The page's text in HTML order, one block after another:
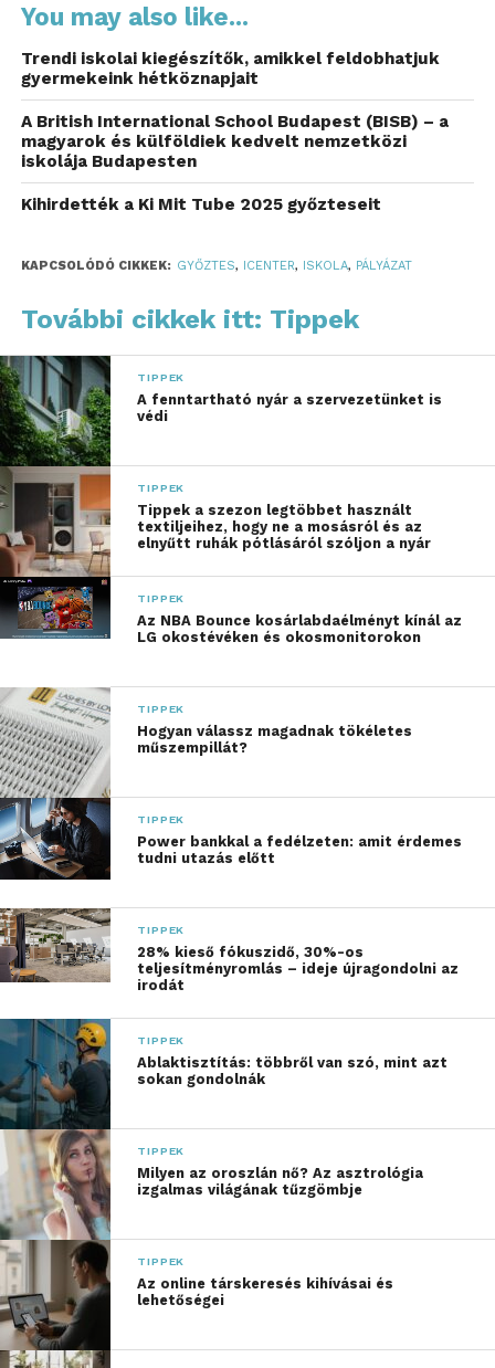
iCentre kínálatából.
A balassagyarmati Mosoly Egységes
Gyógypedagógiai Intézmény diákjai már a
héten használhatják az eszközöket a nyári
táborban, ezzel is elősegítve a hátrányos
helyzetűek digitális felzárkózását.
Mosoly Intézmény nyári High-Tech táborában az
Operations vezetője, Virág Balázs IT assistant és
Mosoly Egységes Gyógypedagógiai Módszertani
Intézmény Alapítványa, a Rejtett Értékek Alapítvány
vette át, amelynek képviseletében Bodnárné Tóth
Katalin elnök és Siketné Zsiga Judit
intézményvezető volt jelen. A gyerekek már a nyári
táborban kipróbálhatják az új eszközöket, de az
érdemi szakmai munka szeptemberben indul el az
új tanévvel együtt.
Az iCentre felhívására az iSkola pályázat keretében
– amely célja, hogy korszerű Apple eszközökkel
pályamunka érkezett, amelyeket szakmai
szempontok alapján értékeltek. Figyelembe vették
többek között az intézmény egyediségét és oktatási
profilját, a fejlesztések fenntarthatóságát és a
társadalmi hátrányok enyhítését célzó törekvéseket
is.
„Az iSkola pályázat célja,
hogy valódi esélyt
nyújtsunk azoknak az
intézményeknek,
amelyek elhivatottan
dolgoznak a jövő
generációinak
esélyteremtésén. Hiszünk
abban, hogy a modern
technológia nem
kiváltság, hanem
alapvető feltétel a
befogadó, inspiráló
You may also like...
Trendi iskolai kiegészítők, amikkel feldobhatjuk
gyermekeink hétköznapjait
A British International School Budapest (BISB) – a
magyarok és külföldiek kedvelt nemzetközi
iskolája Budapesten
Kihirdették a Ki Mit Tube 2025 győzteseit
KAPCSOLÓDÓ CIKKEK: GYŐZTES, ICENTER, ISKOLA, PÁLYÁZAT
További cikkek itt: Tippek
TIPPEK
A fenntartható nyár a szervezetünket is
védi
TIPPEK
Tippek a szezon legtöbbet használt
textiljeihez, hogy ne a mosásról és az
elnyűtt ruhák pótlásáról szóljon a nyár
TIPPEK
Az NBA Bounce kosárlabdaélményt kínál az
LG okostévéken és okosmonitorokon
TIPPEK
Hogyan válassz magadnak tökéletes
műszempillát?
TIPPEK
Power bankkal a fedélzeten: amit érdemes
tudni utazás előtt
TIPPEK
28% kieső fókuszidő, 30%-os
teljesítményromlás – ideje újragondolni az
irodát
TIPPEK
Ablaktisztítás: többről van szó, mint azt
sokan gondolnák
TIPPEK
Milyen az oroszlán nő? Az asztrológia
izgalmas világának tűzgömbje
TIPPEK
Az online társkeresés kihívásai és
lehetőségei